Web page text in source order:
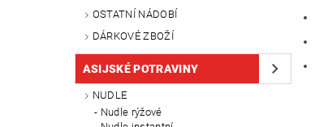
OSTATNÍ NÁDOBÍ
DÁRKOVÉ ZBOŽÍ
ASIJSKÉ POTRAVINY
NUDLE
Nudle rýžové